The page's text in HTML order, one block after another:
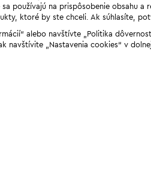
používajú na prispôsobenie obsahu
ktoré by ste chceli. Ak súhlasíte,
alebo navštívte „Politika
navštívite „Nastavenia cookies“ v